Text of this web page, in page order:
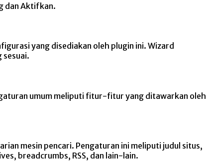
dan Aktifkan.
yang disediakan oleh plugin ini. Wizard
sesuai.
umum meliputi fitur-fitur yang ditawarkan oleh
mesin pencari. Pengaturan ini meliputi judul situs,
breadcrumbs, RSS, dan lain-lain.